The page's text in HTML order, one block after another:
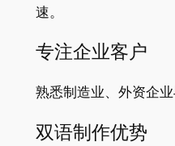
速。
专注企业客户
熟悉制造业、外资企
双语制作优势